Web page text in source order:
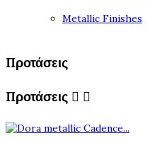
Metallic Finishes
Προτάσεις
Προτάσεις  